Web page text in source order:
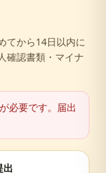
てから14日以内に
確認書類・マイナ
必要です。届出
出